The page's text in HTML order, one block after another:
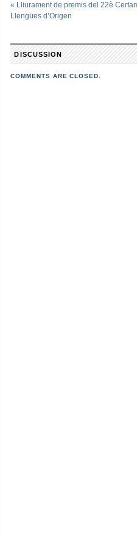
« Lliurament de premis del 22è
Llengües d’Origen
DISCUSSION
COMMENTS ARE CLOSED.